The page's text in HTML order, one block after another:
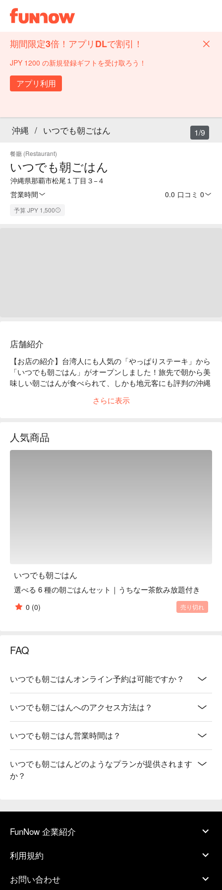
期間限定3倍！アプリDLで割引！
JPY 1200 の新規登録ギフトを受け取ろう！
アプリ利用
沖縄 / いつでも朝ごはん
餐廳 (Restaurant)
いつでも朝ごはん
沖縄県那覇市松尾１丁目３−４
営業時間
0.0 口コミ 0
予算 JPY 1,500
1/9
店舗紹介
【お店の紹介】台湾人にも人気の「やっぱりステーキ」から
「いつでも朝ごはん」がオープンしました！旅先で朝から美
味しい朝ごはんが食べられて、しかも地元客にも評判の沖縄
小鉢 3 種のセット
ゆしどうふセット：沖縄の柔らかくふわっとした豆腐とじゅ
さらに表示
人気商品
いつでも朝ごはん
選べる 6 種の朝ごはんセット｜うちなー茶飲み放題付き
0 (0) 売り切れ
FAQ
いつでも朝ごはんオンライン予約は可能ですか？
いつでも朝ごはんへのアクセス方法は？
いつでも朝ごはん営業時間は？
いつでも朝ごはんどのようなプランが提供されます
か？
FunNow 企業紹介
利用規約
お問い合わせ